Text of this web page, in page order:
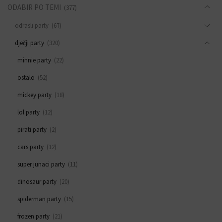
ODABIR PO TEMI (377)
odrasli party (67)
dječji party (320)
minnie party (22)
ostalo (52)
mickey party (18)
lol party (12)
pirati party (2)
cars party (12)
super junaci party (11)
dinosaur party (20)
spiderman party (15)
frozen party (21)